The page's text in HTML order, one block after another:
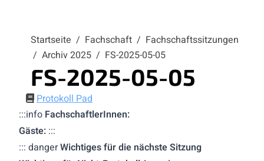
Startseite / Fachschaft / Fachschaftssitzungen
/ Archiv 2025 / FS-2025-05-05
FS-2025-05-05
Protokoll Pad
:::info FachschaftlerInnen:
Gäste: :::
::: dangerWichtiges für die nächste Sitzung